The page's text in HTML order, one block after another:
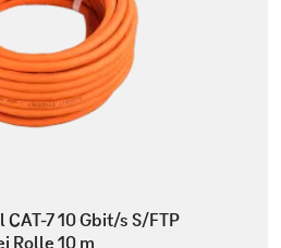
7 10 Gbit/s S/FTP
Rolle 10 m